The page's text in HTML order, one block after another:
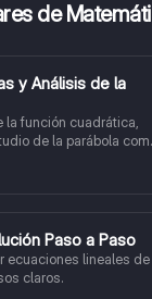
de
y Análisis de la
función cuadrática,
de la parábola
de la forma
y elementos
Paso a Paso
ecuaciones lineales de
claros.